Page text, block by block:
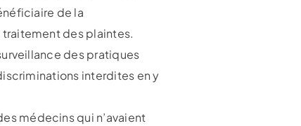
de la
traitement des plaintes.
des pratiques
interdites en y
médecins qui n’avaient